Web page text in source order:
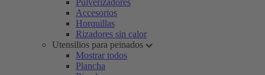
Pulverizadores
Accesorios
Horquillas
Rizadores sin calor
Utensilios para peinados
Mostrar todos
Plancha